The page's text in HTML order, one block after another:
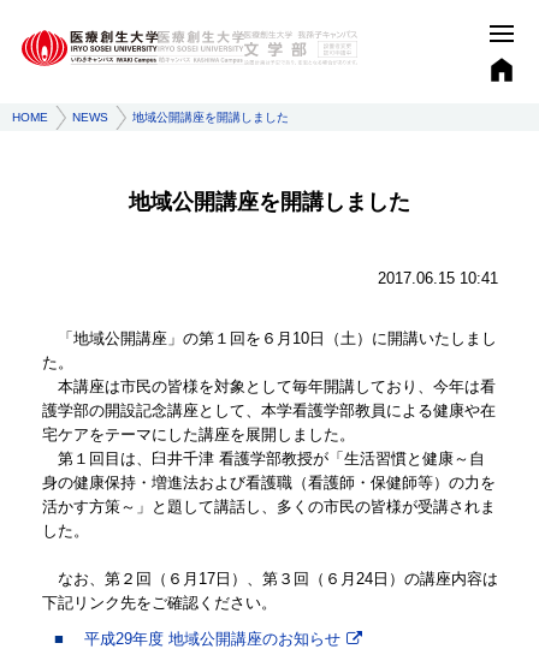
HOME NEWS 地域公開講座を開講しました
地域公開講座を開講しました
2017.06.15 10:41
「地域公開講座」の第１回を６月10日（土）に開講いたしまし
た。
本講座は市民の皆様を対象として毎年開講しており、今年は看
護学部の開設記念講座として、本学看護学部教員による健康や在
宅ケアをテーマにした講座を展開しました。
第１回目は、臼井千津 看護学部教授が「生活習慣と健康～自
身の健康保持・増進法および看護職（看護師・保健師等）の力を
活かす方策～」と題して講話し、多くの市民の皆様が受講されま
した。
なお、第２回（６月17日）、第３回（６月24日）の講座内容は
下記リンク先をご確認ください。
平成29年度 地域公開講座のお知らせ